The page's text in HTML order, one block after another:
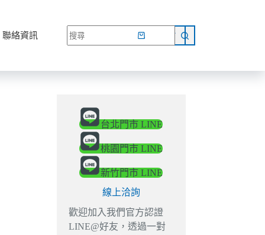
聯絡資訊 網路商店
台北門市 LINE
桃園門市 LINE
新竹門市 LINE
線上洽詢
歡迎加入我們官方認證
LINE@好友，透過一對